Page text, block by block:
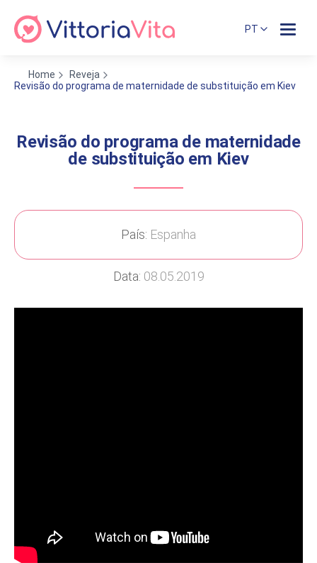
PT
Home
Reveja
Revisão do programa de maternidade de substituição em Kiev
Revisão do programa de maternidade
de substituição em Kiev
País: Espanha
Data: 08.05.2019